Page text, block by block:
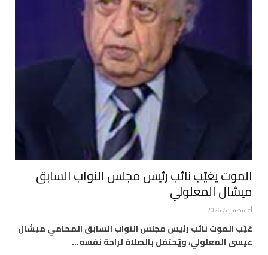
الموت يغيّب نائب رئيس مجلس النواب السابق
ميشال المعلولي
أغسطس 5, 2026
غيّب الموت نائب رئيس مجلس النواب السابق المحامي ميشال
عيسى المعلولي، ويُحتفل بالصلاة لراحة نفسه…